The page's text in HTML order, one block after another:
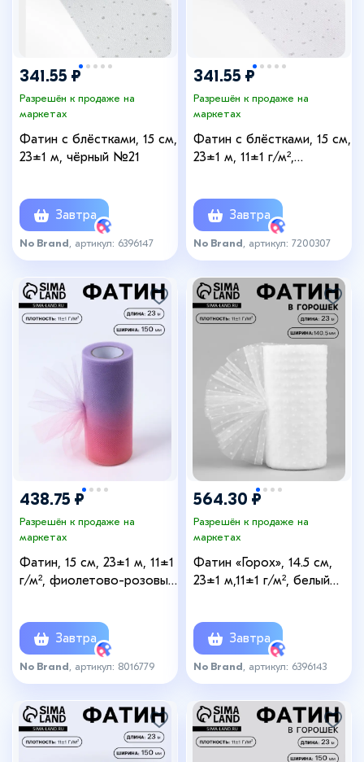
341.55 ₽
Разрешён к продаже на
маркетах
Фатин с блёстками, 15 см,
23±1 м, чёрный №21
Завтра
No Brand , артикул: 6396147
341.55 ₽
Разрешён к продаже на
маркетах
Фатин с блёстками, 15 см,
23±1 м, 11±1 г/м²,
Завтра
No Brand , артикул: 7200307
438.75 ₽
Разрешён к продаже на
маркетах
Фатин, 15 см, 23±1 м, 11±1
г/м², фиолетово-розовый
Завтра
No Brand , артикул: 8016779
564.30 ₽
Разрешён к продаже на
маркетах
Фатин «Горох», 14.5 см,
23±1 м,11±1 г/м², белый
Завтра
No Brand , артикул: 6396143